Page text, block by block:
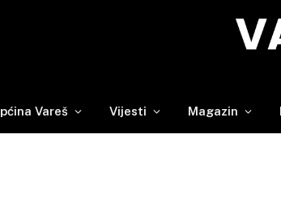
Vareš Vijesti Magazin